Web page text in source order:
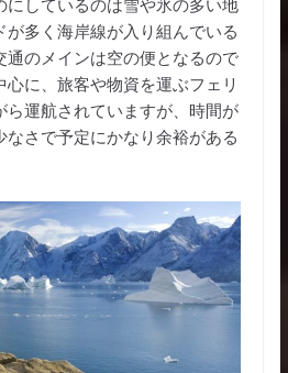
にしているのは雪や氷の多い地
多く海岸線が入り組んでいる
通のメインは空の便となるので
に、旅客や物資を運ぶフェリ
ら運航されていますが、時間が
さで予定にかなり余裕がある